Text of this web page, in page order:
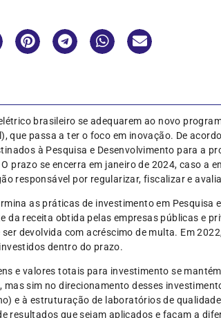
brasileiro se adequarem ao novo
que passa a ter o foco em inovação. De
à Pesquisa e Desenvolvimento para a
prazo se encerra em janeiro de 2024, caso a
responsável por regularizar, fiscalizar e
as práticas de investimento em Pesquisa
da receita obtida pelas empresas públicas e
devolvida com acréscimo de multa. Em
dentro do prazo.
e valores totais para investimento se
mas sim no direcionamento desses
e à estruturação de laboratórios de
resultados que sejam aplicados e façam a